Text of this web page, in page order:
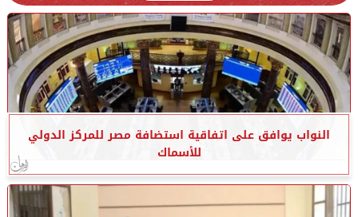
النواب يوافق على اتفاقية استضافة مصر للمركز الدولي
للأسماك